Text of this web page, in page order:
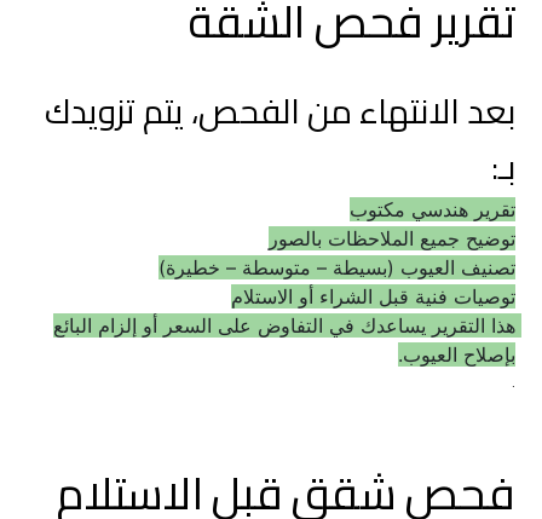
تقرير فحص الشقة
بـ:
تقرير هندسي مكتوب
توضيح جميع الملاحظات بالصور
تصنيف العيوب (بسيطة – متوسطة – خطيرة)
توصيات فنية قبل الشراء أو الاستلام
بإصلاح العيوب.
.